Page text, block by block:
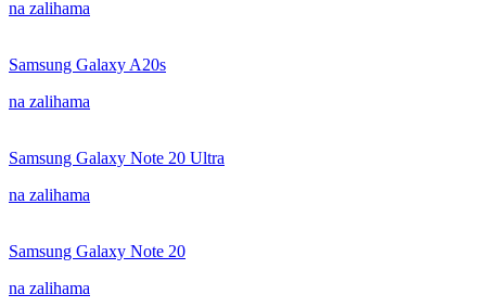
na zalihama
Samsung Galaxy A20s
na zalihama
Samsung Galaxy Note 20 Ultra
na zalihama
Samsung Galaxy Note 20
na zalihama